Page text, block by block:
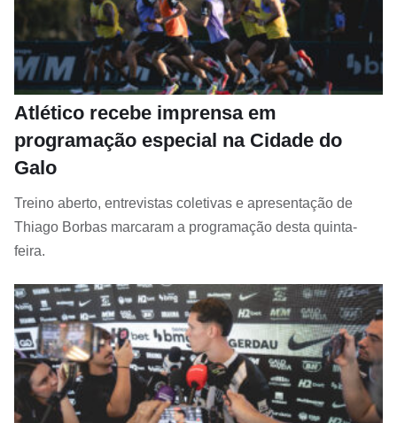
Atlético recebe imprensa em
programação especial na Cidade do
Galo
Treino aberto, entrevistas coletivas e apresentação de
Thiago Borbas marcaram a programação desta quinta-
feira.